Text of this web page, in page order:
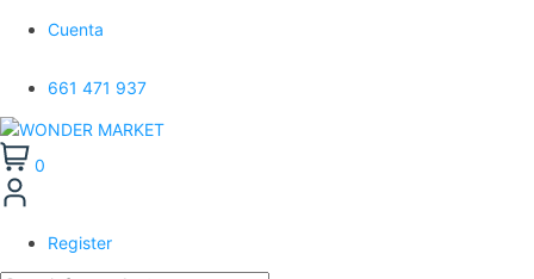
Cuenta
661 471 937
0
Register